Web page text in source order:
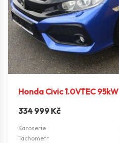
Honda Civic 1.0VTEC 95kW
334 999 Kč
Karoserie
Tachometr